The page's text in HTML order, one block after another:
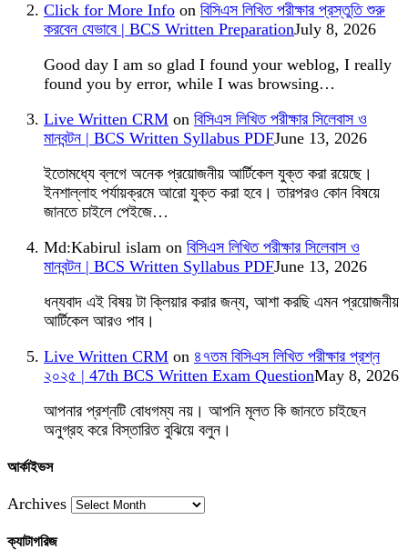
Click for More Info on বিসিএস লিখিত পরীক্ষার প্রস্তুতি শুরু
করবেন যেভাবে | BCS Written PreparationJuly 8, 2026
Good day I am so glad I found your weblog, I really
found you by error, while I was browsing…
Live Written CRM on বিসিএস লিখিত পরীক্ষার সিলেবাস ও
মানবন্টন | BCS Written Syllabus PDFJune 13, 2026
ইতোমধ্যে ব্লগে অনেক প্রয়োজনীয় আর্টিকেল যুক্ত করা রয়েছে।
ইনশাল্লাহ পর্যায়ক্রমে আরো যুক্ত করা হবে। তারপরও কোন বিষয়ে
জানতে চাইলে পেইজে…
Md:Kabirul islam on বিসিএস লিখিত পরীক্ষার সিলেবাস ও
মানবন্টন | BCS Written Syllabus PDFJune 13, 2026
ধন্যবাদ এই বিষয় টা ক্লিয়ার করার জন্য, আশা করছি এমন প্রয়োজনীয়
আর্টিকেল আরও পাব।
Live Written CRM on ৪৭তম বিসিএস লিখিত পরীক্ষার প্রশ্ন
২০২৫ | 47th BCS Written Exam QuestionMay 8, 2026
আপনার প্রশ্নটি বোধগম্য নয়। আপনি মূলত কি জানতে চাইছেন
অনুগ্রহ করে বিস্তারিত বুঝিয়ে বলুন।
আর্কাইভস
Archives
ক্যাটাগরিজ